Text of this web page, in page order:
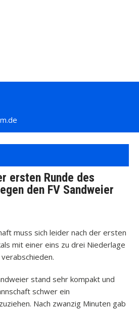
ersten Runde des
den FV Sandweier
muss sich leider nach der ersten
mit einer eins zu drei Niederlage
stand sehr kompakt und
schwer ein
Nach zwanzig Minuten gab